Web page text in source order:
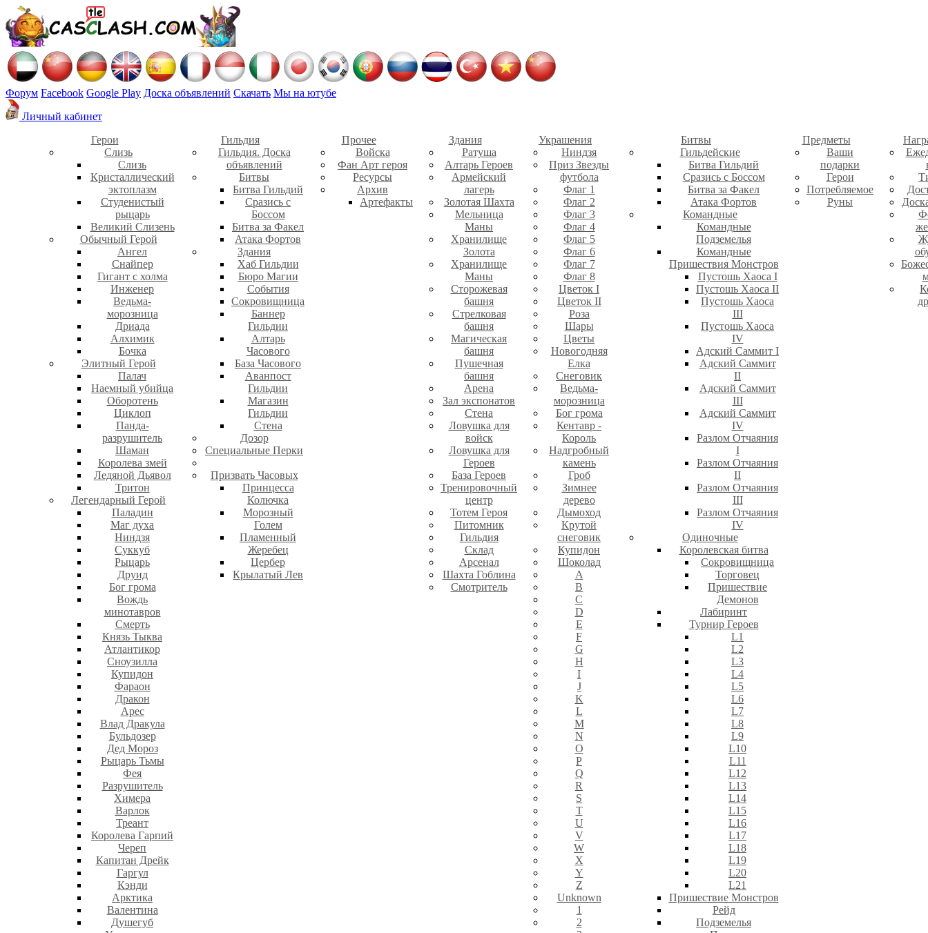
Форум Facebook Google Play Доска объявлений Скачать Мы на ютубе
Личный кабинет
Герои
Слизь
Слизь
Кристаллический
эктоплазм
Студенистый
рыцарь
Великий Слизень
Обычный Герой
Ангел
Снайпер
Гигант с холма
Инженер
Ведьма-
морозница
Дриада
Алхимик
Бочка
Элитный Герой
Палач
Наемный убийца
Оборотень
Циклоп
Панда-
разрушитель
Шаман
Королева змей
Ледяной Дьявол
Тритон
Легендарный Герой
Паладин
Маг духа
Ниндзя
Суккуб
Рыцарь
Друид
Бог грома
Вождь
минотавров
Смерть
Князь Тыква
Атлантикор
Сноузилла
Купидон
Фараон
Дракон
Арес
Влад Дракула
Бульдозер
Дед Мороз
Рыцарь Тьмы
Фея
Разрушитель
Химера
Варлок
Треант
Королева Гарпий
Череп
Капитан Дрейк
Гаргул
Кэнди
Арктика
Валентина
Душегуб
Гильдия
Гильдия. Доска
объявлений
Битвы
Битва Гильдий
Сразись с
Боссом
Битва за Факел
Атака Фортов
Здания
Хаб Гильдии
Бюро Магии
События
Сокровищница
Баннер
Гильдии
Алтарь
Часового
База Часового
Аванпост
Гильдии
Магазин
Гильдии
Стена
Дозор
Специальные Перки
Призвать Часовых
Принцесса
Колючка
Морозный
Голем
Пламенный
Жеребец
Цербер
Крылатый Лев
Прочее
Войска
Фан Арт героя
Ресурсы
Архив
Артефакты
Здания
Ратуша
Алтарь Героев
Армейский
лагерь
Золотая Шахта
Мельница
Маны
Хранилище
Золота
Хранилище
Маны
Сторожевая
башня
Стрелковая
башня
Магическая
башня
Пушечная
башня
Арена
Зал экспонатов
Стена
Ловушка для
войск
Ловушка для
Героев
База Героев
Тренировочный
центр
Тотем Героя
Питомник
Гильдия
Склад
Арсенал
Шахта Гоблина
Смотритель
Украшения
Ниндзя
Приз Звезды
футбола
Флаг 1
Флаг 2
Флаг 3
Флаг 4
Флаг 5
Флаг 6
Флаг 7
Флаг 8
Цветок I
Цветок II
Роза
Шары
Цветы
Новогодняя
Елка
Снеговик
Ведьма-
морозница
Бог грома
Кентавр -
Король
Надгробный
камень
Гроб
Зимнее
дерево
Дымоход
Крутой
снеговик
Купидон
Шоколад
A
B
C
D
E
F
G
H
I
J
K
L
M
N
O
P
Q
R
S
T
U
V
W
X
Y
Z
Unknown
1
2
Битвы
Гильдейские
Битва Гильдий
Сразись с Боссом
Битва за Факел
Атака Фортов
Командные
Командные
Подземелья
Командные
Пришествия Монстров
Пустошь Хаоса I
Пустошь Хаоса II
Пустошь Хаоса
III
Пустошь Хаоса
IV
Адский Саммит I
Адский Саммит
II
Адский Саммит
III
Адский Саммит
IV
Разлом Отчаяния
I
Разлом Отчаяния
II
Разлом Отчаяния
III
Разлом Отчаяния
IV
Одиночные
Королевская битва
Сокровищница
Торговец
Пришествие
Демонов
Лабиринт
Турнир Героев
L1
L2
L3
L4
L5
L6
L7
L8
L9
L10
L11
L12
L13
L14
L15
L16
L17
L18
L19
L20
L21
Пришествие Монстров
Рейд
Подземелья
Предметы
Ваши
подарки
Герои
Потребляемое
Руны